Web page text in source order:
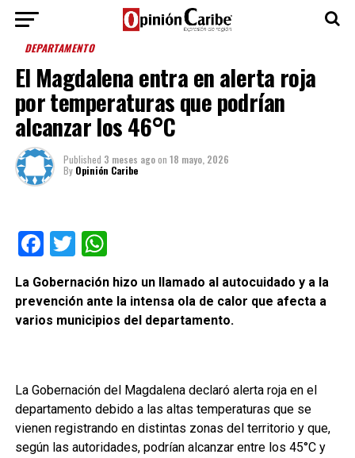
DEPARTAMENTO
El Magdalena entra en alerta roja
por temperaturas que podrían
alcanzar los 46°C
Published 3 meses agoon 18 mayo, 2026
By Opinión Caribe
Facebook
TwitterWhatsApp
La Gobernación hizo un llamado al autocuidado y a la
prevención ante la intensa ola de calor que afecta a
varios municipios del departamento.
La Gobernación del Magdalena declaró alerta roja en el
departamento debido a las altas temperaturas que se
vienen registrando en distintas zonas del territorio y que,
según las autoridades, podrían alcanzar entre los 45°C y